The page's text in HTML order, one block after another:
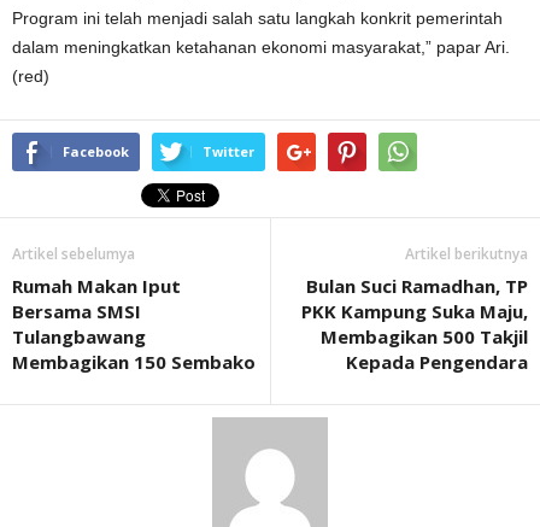
Program ini telah menjadi salah satu langkah konkrit pemerintah
dalam meningkatkan ketahanan ekonomi masyarakat,” papar Ari.
(red)
Facebook Twitter
Artikel sebelumya
Rumah Makan Iput
Bersama SMSI
Tulangbawang
Membagikan 150 Sembako
Artikel berikutnya
Bulan Suci Ramadhan, TP
PKK Kampung Suka Maju,
Membagikan 500 Takjil
Kepada Pengendara